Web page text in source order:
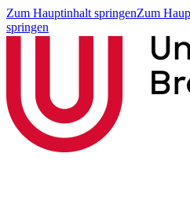
Zum Hauptinhalt springenZum
springen